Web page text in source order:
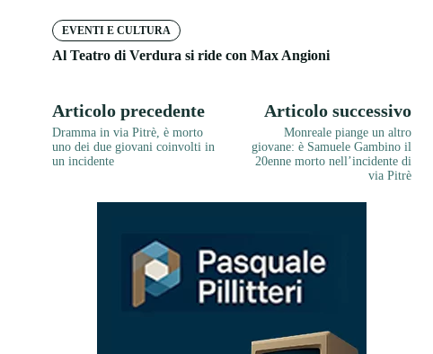
EVENTI E CULTURA
Al Teatro di Verdura si ride con Max Angioni
Articolo precedente
Dramma in via Pitrè, è morto
uno dei due giovani coinvolti in
un incidente
Articolo successivo
Monreale piange un altro
giovane: è Samuele Gambino il
20enne morto nell’incidente di
via Pitrè